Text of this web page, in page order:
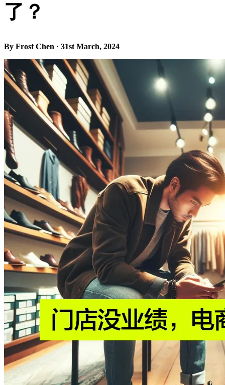
了？
By Frost Chen · 31st March, 2024